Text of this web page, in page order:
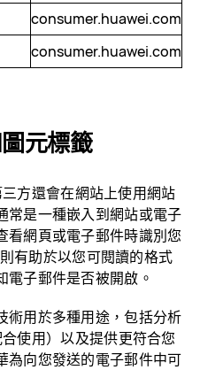
consumer.huawei.com
consumer.huawei.com
元標籤
方還會在網站上使用網站
常是一種嵌入到網站或電子
看網頁或電子郵件時識別您
有助於以您可閱讀的格式
電子郵件是否被開啟。
術用於多種用途，包括分析
使用）以及提供更符合您
為向您發送的電子郵件中可